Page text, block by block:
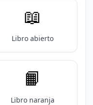
📖
Libro abierto
📙
Libro naranja